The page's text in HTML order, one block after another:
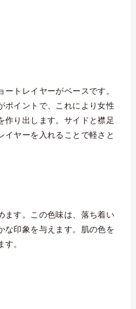
トレイヤーがベースです。
ポイントで、これにより女性
作り出します。サイドと襟足
イヤーを入れることで軽さと
ます。この色味は、落ち着い
な印象を与えます。肌の色を
。